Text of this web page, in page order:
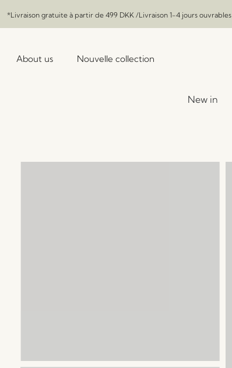
*Livraison gratuite à partir de 499 DKK /Livraison 1-4 jours ouvrables
About us Nouvelle collection
New in